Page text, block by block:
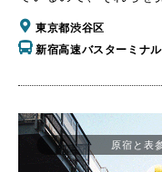
東京都渋谷区
新宿高速バスターミナ
原宿と表